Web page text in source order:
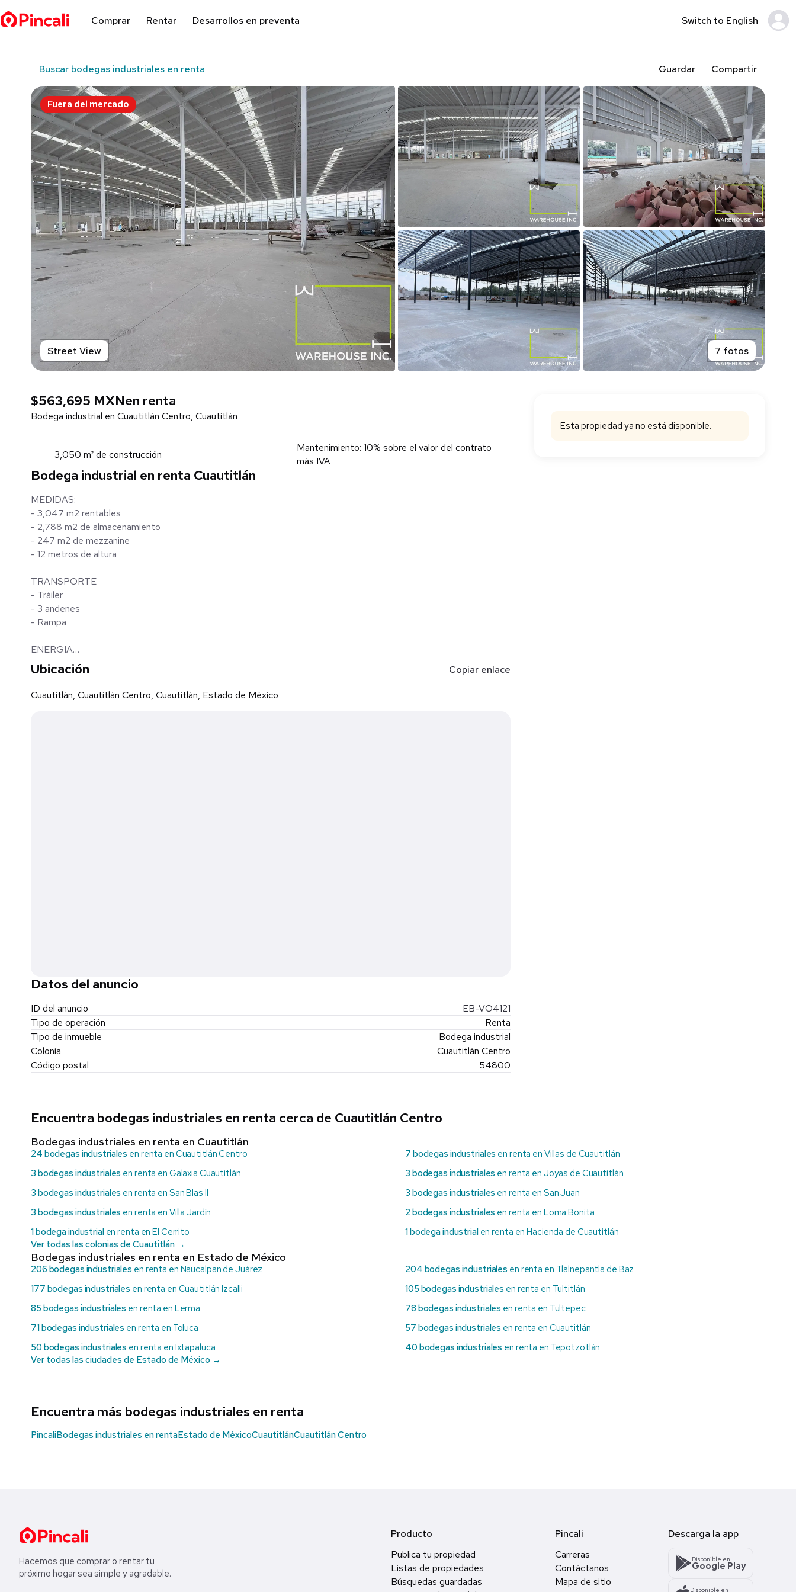
Comprar Rentar Desarrollos en preventa Switch to English
Buscar bodegas industriales en renta Guardar Compartir
Fuera del mercado
Street View 7 fotos
$563,695 MXNen renta
Bodega industrial en Cuautitlán Centro, Cuautitlán
3,050 m² de construcción
Mantenimiento: 10% sobre el valor del contrato
más IVA
Bodega industrial en renta Cuautitlán
MEDIDAS:
- 3,047 m2 rentables
- 2,788 m2 de almacenamiento
- 247 m2 de mezzanine
- 12 metros de altura
TRANSPORTE
- Tráiler
- 3 andenes
- Rampa
ENERGIA
- Trifásica
SEGURIDAD
- Caseta de vigilancia
Ubicación Copiar enlace
Cuautitlán, Cuautitlán Centro, Cuautitlán, Estado de México
Datos del anuncio
ID del anuncio
EB-VO4121
Tipo de operación
Renta
Tipo de inmueble
Bodega industrial
Colonia
Cuautitlán Centro
Código postal
54800
Esta propiedad ya no está disponible.
Encuentra bodegas industriales en renta cerca de Cuautitlán Centro
Bodegas industriales en renta en Cuautitlán
24 bodegas industriales en renta en Cuautitlán Centro 7 bodegas industriales en renta en Villas de Cuautitlán
3 bodegas industriales en renta en Galaxia Cuautitlán 3 bodegas industriales en renta en Joyas de Cuautitlán
3 bodegas industriales en renta en San Blas II 3 bodegas industriales en renta en San Juan
3 bodegas industriales en renta en Villa Jardín 2 bodegas industriales en renta en Loma Bonita
1 bodega industrialen renta en El Cerrito 1 bodega industrialen renta en Hacienda de Cuautitlán
Ver todas las colonias de Cuautitlán →
Bodegas industriales en renta en Estado de México
206 bodegas industriales en renta en Naucalpan de Juárez 204 bodegas industriales en renta en Tlalnepantla de Baz
177 bodegas industriales en renta en Cuautitlán Izcalli 105 bodegas industriales en renta en Tultitlán
85 bodegas industriales en renta en Lerma 78 bodegas industriales en renta en Tultepec
71 bodegas industriales en renta en Toluca 57 bodegas industriales en renta en Cuautitlán
50 bodegas industriales en renta en Ixtapaluca 40 bodegas industriales en renta en Tepotzotlán
Ver todas las ciudades de Estado de México →
Encuentra más bodegas industriales en renta
PincaliBodegas industriales en rentaEstado de MéxicoCuautitlánCuautitlán Centro
Hacemos que comprar o rentar tu
próximo hogar sea simple y agradable.
Producto
Publica tu propiedad
Listas de propiedades
Búsquedas guardadas
Pincali
Carreras
Contáctanos
Mapa de sitio
Descarga la app
Disponible en
Google Play
Disponible en